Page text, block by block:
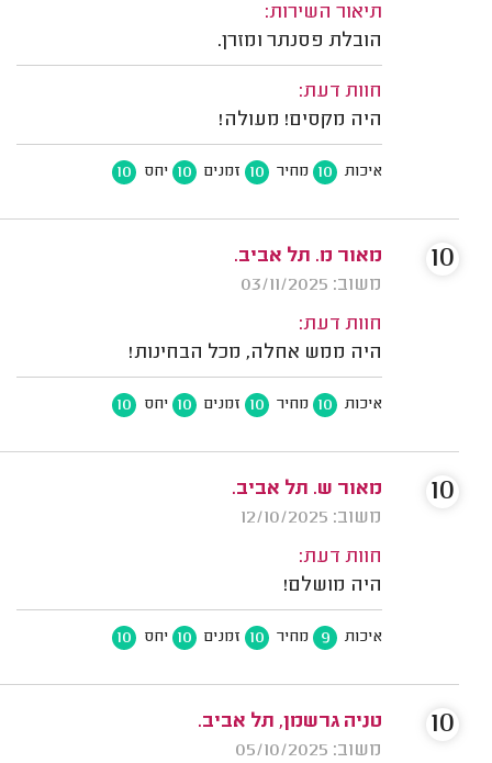
תיאור השירות:
הובלת פסנתר ומזרן.
חוות דעת:
היה מקסים! מעולה!
איכות 10 מחיר 10 זמנים 10 יחס 10
מאור מ. תל אביב.
משוב: 03/11/2025
חוות דעת:
היה ממש אחלה, מכל הבחינות!
איכות 10 מחיר 10 זמנים 10 יחס 10
10
מאור ש. תל אביב.
משוב: 12/10/2025
חוות דעת:
היה מושלם!
איכות 9 מחיר 10 זמנים 10 יחס 10
10
טניה גרשמן, תל אביב.
משוב: 05/10/2025
10